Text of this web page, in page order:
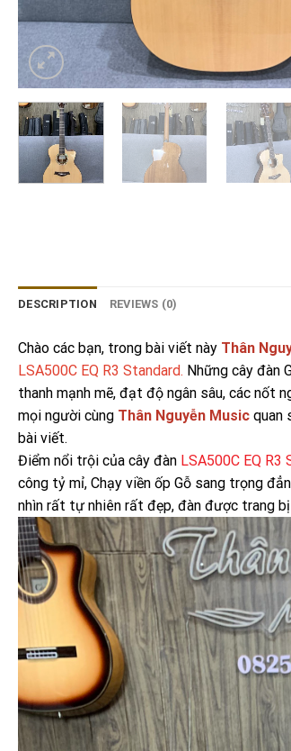
DESCRIPTION REVIEWS (0)
Chào các bạn, trong bài viết này Thân
LSA500C EQ R3 Standard. Những cây đàn
thanh mạnh mẽ, đạt độ ngân sâu, các nốt
mọi người cùng Thân Nguyễn Music quan
bài viết.
Điểm nổi trội của cây đàn LSA500C EQ R3
công tỷ mỉ, Chạy viền ốp Gỗ sang trọng
nhìn rất tự nhiên rất đẹp, đàn được trang